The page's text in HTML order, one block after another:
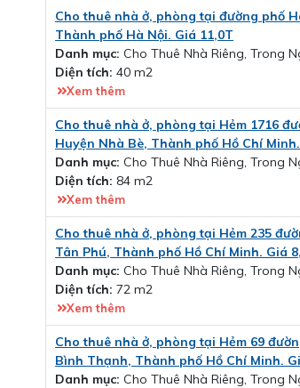
Cho thuê nhà ở, phòng tại đường phố
Thành phố Hà Nội. Giá 11,0T
Danh mục: Cho Thuê Nhà Riêng, Trong
Diện tích: 40 m2
Xem thêm
Cho thuê nhà ở, phòng tại Hẻm 1716
Huyện Nhà Bè, Thành phố Hồ Chí
Danh mục: Cho Thuê Nhà Riêng, Trong
Diện tích: 84 m2
Xem thêm
Cho thuê nhà ở, phòng tại Hẻm 235
Tân Phú, Thành phố Hồ Chí Minh. Giá
Danh mục: Cho Thuê Nhà Riêng, Trong
Diện tích: 72 m2
Xem thêm
Cho thuê nhà ở, phòng tại Hẻm 69
Bình Thạnh, Thành phố Hồ Chí Minh.
Danh mục: Cho Thuê Nhà Riêng, Trong